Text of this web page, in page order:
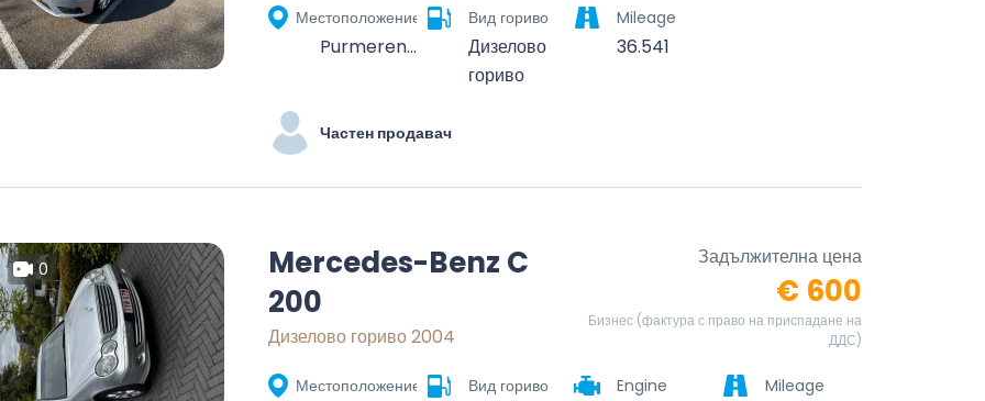
Местоположение
Purmerend, North Holland, Netherlands
Вид гориво
Дизелово
гориво
Mileage
36.541
Частен продавач
0
Mercedes-Benz C
200
Дизелово гориво 2004
Задължителна цена
€ 600
Бизнес (фактура с право на приспадане на
ДДС)
Местоположение Вид гориво Engine Mileage